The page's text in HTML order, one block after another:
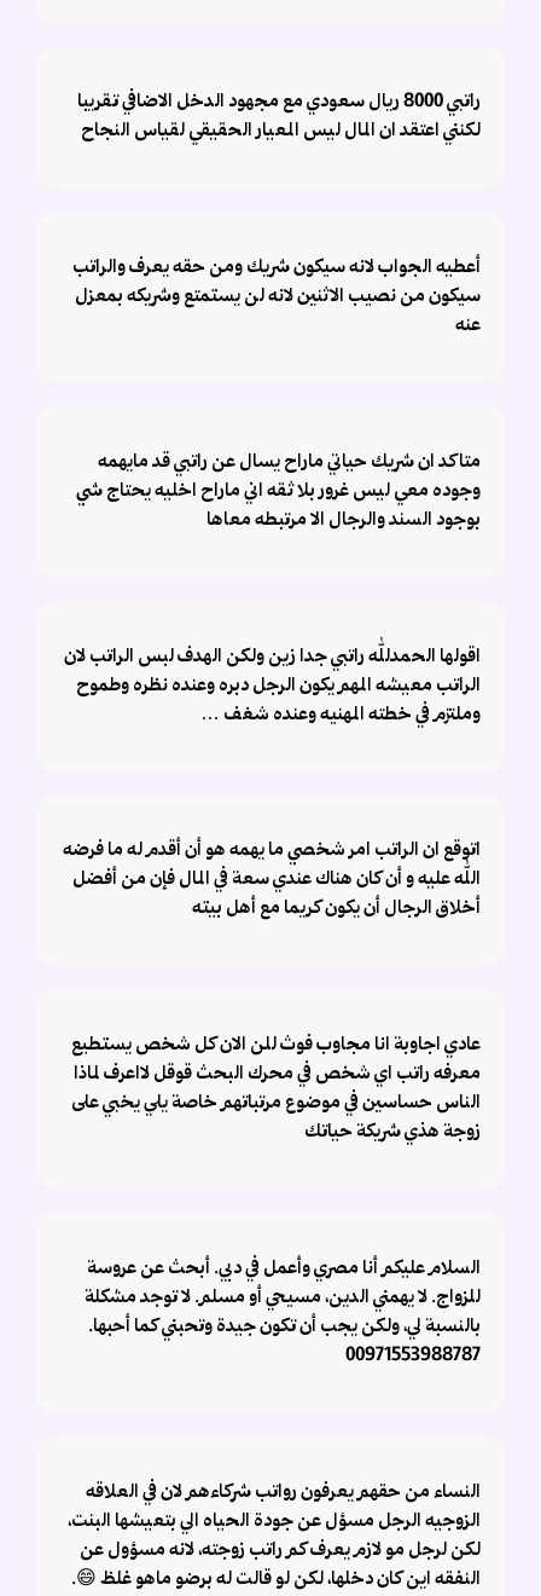
راتبي 8000 ريال سعودي مع مجهود الدخل الاضافي تقريبا
لكنني اعتقد ان المال ليس المعيار الحقيقي لقياس النجاح
أعطيه الجواب لانه سيكون شريك ومن حقه يعرف والراتب
سيكون من نصيب الاثنين لانه لن يستمتع وشريكه بمعزل
عنه
متاكد ان شريك حياتي ماراح يسال عن راتبي قد مايهمه
وجوده معي ليس غرور بلا ثقه اني ماراح اخليه يحتاج شي
بوجود السند والرجال الا مرتبطه معاها
اقولها الحمدلله راتبي جدا زين ولكن الهدف لبس الراتب لان
الراتب معيشه المهم يكون الرجل دبره وعنده نظره وطموح
وملتزم في خطته المهنيه وعنده شغف …
اتوقع ان الراتب امر شخصي ما يهمه هو أن أقدم له ما فرضه
الله عليه و أن كان هناك عندي سعة في المال فإن من أفضل
أخلاق الرجال أن يكون كريما مع أهل بيته
عادي اجاوبة انا مجاوب فوث للن الان كل شخص يستطيع
معرفه راتب اي شخص في محرك البحث قوقل لااعرف لماذا
الناس حساسين في موضوع مرتباتهم خاصة يلي يخبي على
زوجة هذي شريكة حياتك
السلام عليكم أنا مصري وأعمل في دبي. أبحث عن عروسة
للزواج. لا يهمني الدين، مسيحي أو مسلم. لا توجد مشكلة
بالنسبة لي، ولكن يجب أن تكون جيدة وتحبني كما أحبها.
00971553988787
النساء من حقهم يعرفون رواتب شركاءهم لان في العلاقه
الزوجيه الرجل مسؤل عن جودة الحياه الي بتعيشها البنت،
لكن لرجل مو لازم يعرف كم راتب زوجته، لانه مسؤول عن
النفقه اين كان دخلها، لكن لو قالت له برضو ماهو غلظ 😄.